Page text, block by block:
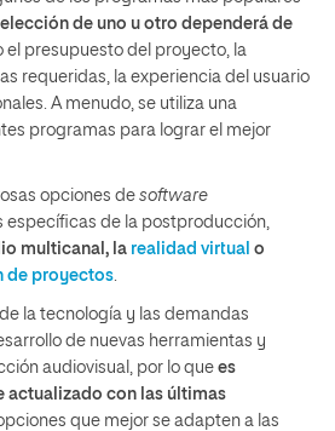
elección de uno u otro dependerá de
el presupuesto del proyecto, la
requeridas, la experiencia del usuario
A menudo, se utiliza una
programas para lograr el mejor
opciones de software
específicas de la postproducción,
multicanal, la realidad virtual o
de proyectos
la tecnología y las demandas
de nuevas herramientas y
audiovisual, por lo que es
actualizado con las últimas
que mejor se adapten a las